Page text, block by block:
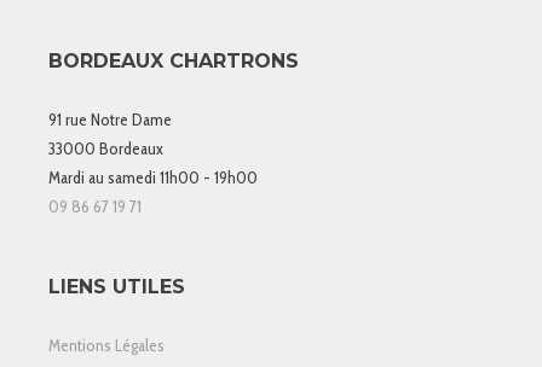
BORDEAUX CHARTRONS
91 rue Notre Dame
33000 Bordeaux
Mardi au samedi 11h00 - 19h00
09 86 67 19 71
LIENS UTILES
Mentions Légales